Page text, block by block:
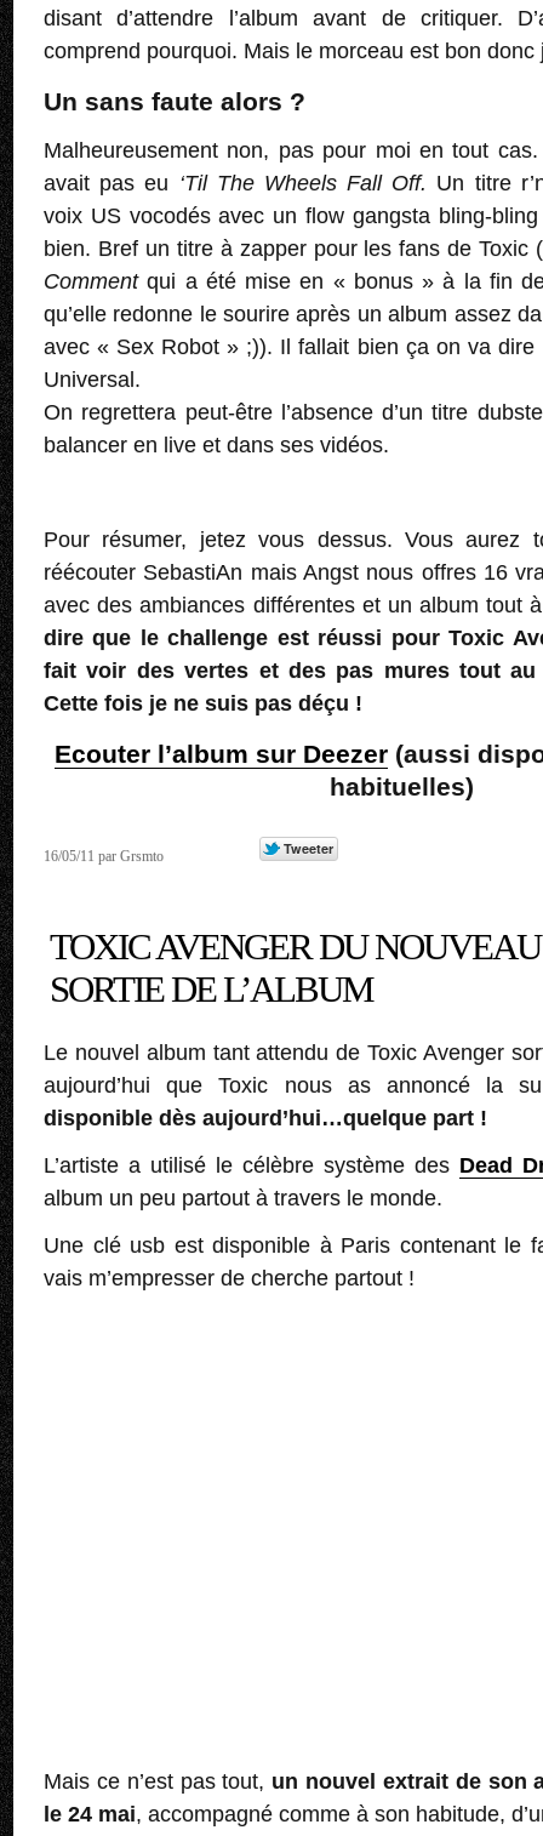
disant d’attendre l’album avant de critiquer.
comprend pourquoi. Mais le morceau est bon donc
Un sans faute alors ?
Malheureusement non, pas pour moi en tout cas.
avait pas eu ‘Til The Wheels Fall Off. Un titre
voix US vocodés avec un flow gangsta bling-
bien. Bref un titre à zapper pour les fans de Toxic
Commentqui a été mise en « bonus » à la fin
qu’elle redonne le sourire après un album assez
avec « Sex Robot » ;)). Il fallait bien ça on va dire
Universal.
On regrettera peut-être l’absence d’un titre
balancer en live et dans ses vidéos.
Pour résumer, jetez vous dessus. Vous aurez
réécouter SebastiAn mais Angst nous offres 16
avec des ambiances différentes et un album tout
dire que le challenge est réussi pour Toxic
fait voir des vertes et des pas mures tout
Cette fois je ne suis pas déçu !
Ecouter l’album sur Deezer (aussi
habituelles)
16/05/11 par Grsmto
TOXIC AVENGER DU
SORTIE DE L’ALBUM
Le nouvel album tant attendu de Toxic Avenger
aujourd’hui que Toxic nous as annoncé la
disponible dès aujourd’hui…quelque part !
L’artiste a utilisé le célèbre système des Dead
album un peu partout à travers le monde.
Une clé usb est disponible à Paris contenant le
vais m’empresser de cherche partout !
Mais ce n’est pas tout, un nouvel extrait de son
le 24 mai, accompagné comme à son habitude,